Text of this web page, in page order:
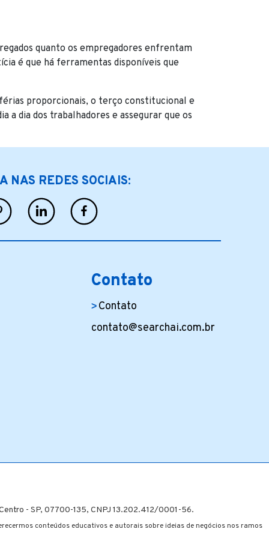
quanto os empregadores enfrentam
é que há ferramentas disponíveis que
proporcionais, o terço constitucional e
a dia dos trabalhadores e assegurar que os
NAS REDES SOCIAIS:
Contato
Contato
contato@searchai.com.br
- SP, 07700-135, CNPJ 13.202.412/0001-56.
conteúdos educativos e autorais sobre ideias de negócios nos ramos